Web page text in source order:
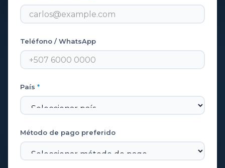
Teléfono / WhatsApp
País *
Método de pago preferido